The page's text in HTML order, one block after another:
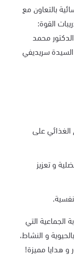
بالتعاون مع
القوة:
محمد
سريديفي
الغذائي على
و تعزيز
الجماعية التي
و النشاط،
هدايا مميزة!